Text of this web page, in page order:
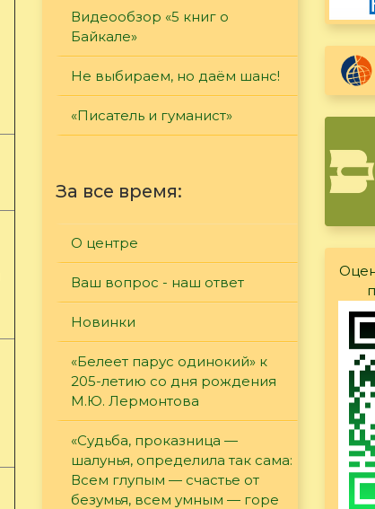
Видеообзор «5 книг о
Байкале»
Не выбираем, но даём шанс!
«Писатель и гуманист»
За все время:
О центре
Ваш вопрос - наш ответ
Новинки
«Белеет парус одинокий» к
205-летию со дня рождения
М.Ю. Лермонтова
«Судьба, проказница —
шалунья, определила так сама:
Всем глупым — счастье от
безумья, всем умным — горе